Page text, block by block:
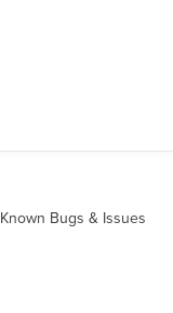
Known Bugs & Issues